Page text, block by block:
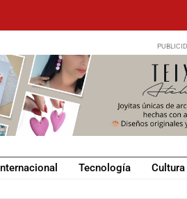
Tecnología